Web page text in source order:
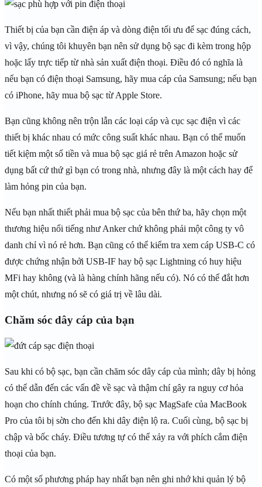
Thiết bị của bạn cần điện áp và dòng điện tối ưu để sạc đúng cách,
vì vậy, chúng tôi khuyên bạn nên sử dụng bộ sạc đi kèm trong hộp
hoặc lấy trực tiếp từ nhà sản xuất điện thoại. Điều đó có nghĩa là
nếu bạn có điện thoại Samsung, hãy mua cáp của Samsung; nếu bạn
có iPhone, hãy mua bộ sạc từ Apple Store.
Bạn cũng không nên trộn lẫn các loại cáp và cục sạc điện vì các
thiết bị khác nhau có mức công suất khác nhau. Bạn có thể muốn
tiết kiệm một số tiền và mua bộ sạc giá rẻ trên Amazon hoặc sử
dụng bất cứ thứ gì bạn có trong nhà, nhưng đây là một cách hay để
làm hỏng pin của bạn.
Nếu bạn nhất thiết phải mua bộ sạc của bên thứ ba, hãy chọn một
thương hiệu nổi tiếng như Anker chứ không phải một công ty vô
danh chỉ vì nó rẻ hơn. Bạn cũng có thể kiểm tra xem cáp USB-C có
được chứng nhận bởi USB-IF hay bộ sạc Lightning có huy hiệu
MFi hay không (và là hàng chính hãng nếu có). Nó có thể đắt hơn
một chút, nhưng nó sẽ có giá trị về lâu dài.
Chăm sóc dây cáp của bạn
Sau khi có bộ sạc, bạn cần chăm sóc dây cáp của mình; dây bị hỏng
có thể dẫn đến các vấn đề về sạc và thậm chí gây ra nguy cơ hỏa
hoạn cho chính chúng. Trước đây, bộ sạc MagSafe của MacBook
Pro của tôi bị sờn cho đến khi dây điện lộ ra. Cuối cùng, bộ sạc bị
chập và bốc cháy. Điều tương tự có thể xảy ra với phích cắm điện
thoại của bạn.
Có một số phương pháp hay nhất bạn nên ghi nhớ khi quản lý bộ